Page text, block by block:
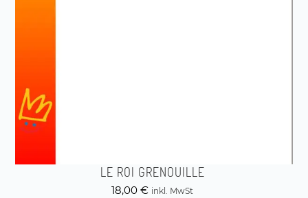
LE ROI GRENOUILLE
18,00 € inkl. MwSt